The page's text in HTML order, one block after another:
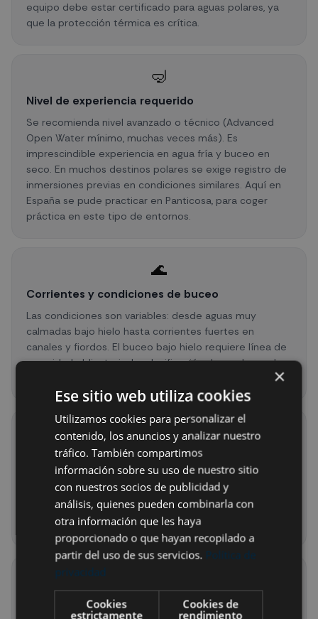
equipo debe estar certificado para aguas polares, ya
que la protección térmica es crítica.
🤿
Nivel de experiencia requerido
Se recomienda nivel avanzado o técnico (Advanced
Open Water mínimo, muchas veces más). Es
imprescindible experiencia en agua fría y buceo en
seco. En muchos destinos polares se exige registro de
inmersiones previas en condiciones similares. Aquí en
España se pude practicar en Panticosa, para coger
práctica en este tipo de entornos.
🌊
Corrientes y condiciones de buceo
Las condiciones son variables: desde aguas muy
calmadas bajo hielo hasta corrientes fuertes en
canales y fiordos. El buceo bajo hielo requiere línea de
seguridad obligatoria. La planificación depende mucho
👀
Visibilidad
Generalmente excelente: puede superar 20–40 metros
en zonas como el Ártico o la Antártida. El agua fría
tiene muy pocas partículas en suspensión, lo que
genera paisajes submarinos muy nítidos.
Electricidad y conectividad
×
Ese sitio web utiliza cookies
Utilizamos cookies para personalizar el
contenido, los anuncios y analizar nuestro
tráfico. También compartimos
información sobre su uso de nuestro sitio
con nuestros socios de publicidad y
análisis, quienes pueden combinarla con
otra información que les haya
proporcionado o que hayan recopilado a
partir del uso de sus servicios. Política de
privacidad
Cookies
estrictamente
Cookies de
rendimiento